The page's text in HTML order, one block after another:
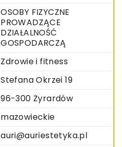
OSOBY FIZYCZNE
PROWADZĄCE
DZIAŁALNOŚĆ
GOSPODARCZĄ
Zdrowie i fitness
Stefana Okrzei 19
96-300 Żyrardów
mazowieckie
auri@auriestetyka.pl